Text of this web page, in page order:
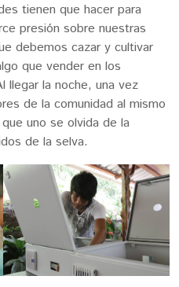
tienen que hacer para
presión sobre nuestras
debemos cazar y cultivar
que vender en los
llegar la noche, una vez
de la comunidad al mismo
uno se olvida de la
de la selva.